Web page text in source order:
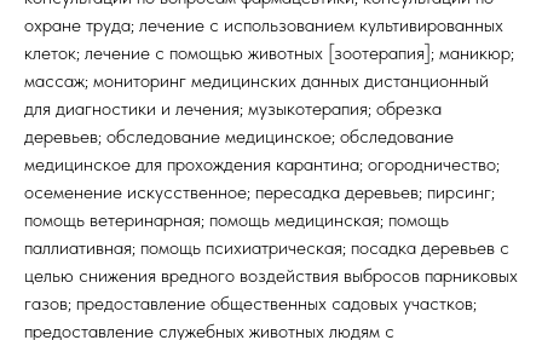
охране труда; лечение с использованием культивированных
клеток; лечение с помощью животных [зоотерапия]; маникюр;
массаж; мониторинг медицинских данных дистанционный
для диагностики и лечения; музыкотерапия; обрезка
деревьев; обследование медицинское; обследование
медицинское для прохождения карантина; огородничество;
осеменение искусственное; пересадка деревьев; пирсинг;
помощь ветеринарная; помощь медицинская; помощь
паллиативная; помощь психиатрическая; посадка деревьев с
целью снижения вредного воздействия выбросов парниковых
газов; предоставление общественных садовых участков;
предоставление служебных животных людям с